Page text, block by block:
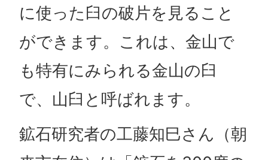
に使った臼の破片を見ること
ができます。これは、金山で
も特有にみられる金山の臼
で、山臼と呼ばれます。
鉱石研究者の工藤知巳さん（朝